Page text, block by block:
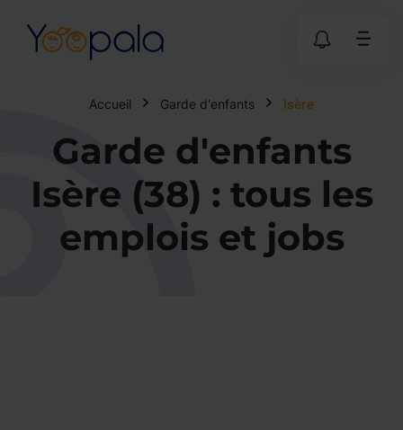
Accueil Garde d'enfants Isère
Garde d'enfants
Isère (38) : tous les
emplois et jobs